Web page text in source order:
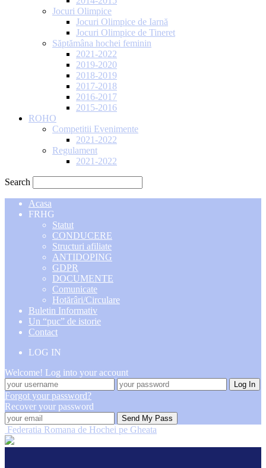
Jocuri Olimpice
Jocuri Olimpice de Iarnă
Jocuri Olimpice de Tineret
Săptămâna hochei feminin
2021-2022
2019-2020
2018-2019
2017-2018
2016-2017
2015-2016
ROHO
Competitii Evenimente
2021-2022
Regulament
2021-2022
Search
Acasa
FRHG
Statut
CONDUCERE
Structuri afiliate
ANTIDOPING
GDPR
DOCUMENTE
Comunicate
Hotărâri/Circulare
Buletin Informativ
Un “puc” de istorie
Contact
LOG IN
Welcome! Log into your account
Forgot your password?
Recover your password
Federatia Romana de Hochei pe Gheata